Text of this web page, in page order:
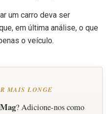
um carro deva ser
em última análise, o que
o veículo.
MAIS LONGE
? Adicione-nos como